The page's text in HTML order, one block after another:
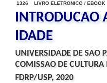
1326 LIVRO ELETRONICO / EBOOK
INTRODUCAO
IDADE
UNIVERSIDADE DE SAO
COMISSAO DE
FDRP/USP, 2020